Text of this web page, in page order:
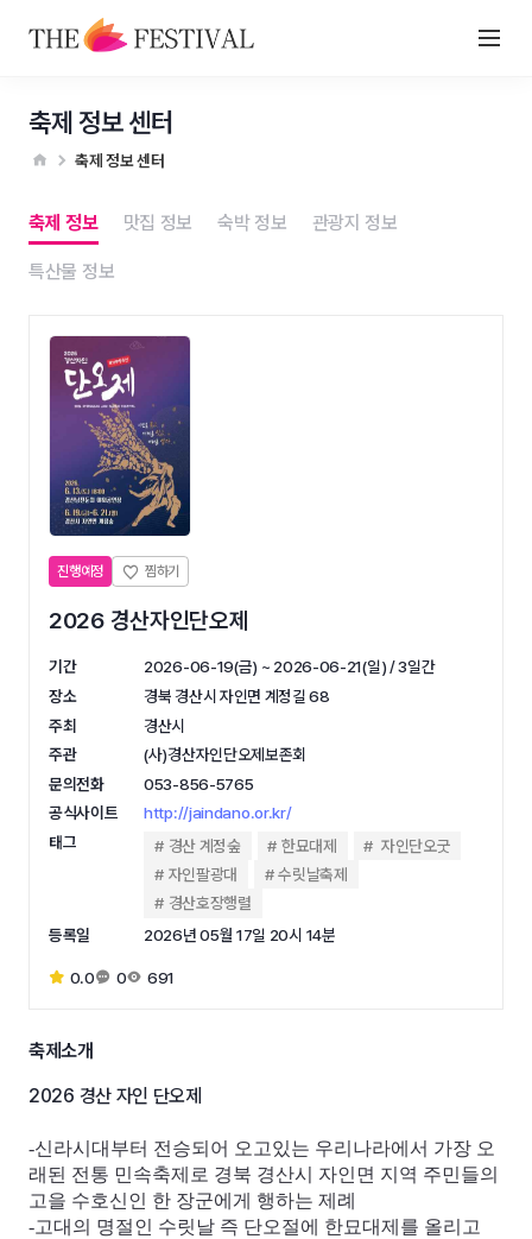
축제 정보 센터
축제 정보 센터
축제 정보 맛집 정보 숙박 정보 관광지 정보
특산물 정보
진행예정
2026 경산자인단오제
기간
2026-06-19(금) ~ 2026-06-21(일) / 3일간
장소
경북 경산시 자인면 계정길 68
주최
경산시
주관
(사)경산자인단오제보존회
문의전화
053-856-5765
공식사이트
http://jaindano.or.kr/
태그
경산 계정숲 한묘대제
자인단오굿
자인팔광대
수릿날축제
경산호장행렬
등록일
2026년 05월 17일 20시 14분
0.0 0 691
축제소개
2026 경산 자인 단오제
-신라시대부터 전승되어 오고있는 우리나라에서 가장 오
래된 전통 민속축제로 경북 경산시 자인면 지역 주민들의
고을 수호신인 한 장군에게 행하는 제례
-고대의 명절인 수릿날 즉 단오절에 한묘대제를 올리고